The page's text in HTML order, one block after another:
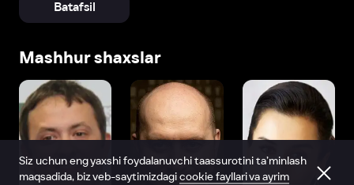
Batafsil
Mashhur shaxslar
Siz uchun eng yaxshi foydalanuvchi taassurotini ta’minlash
maqsadida, biz veb-saytimizdagicookie fayllari va ayrim